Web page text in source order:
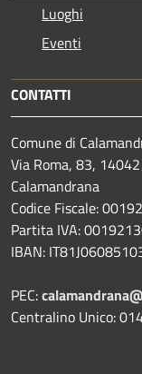
Luoghi
Eventi
CONTATTI
Comune di
Via Roma, 83,
Calamandrana
Codice Fiscale:
Partita IVA:
IBAN:
PEC:
Centralino Unico: